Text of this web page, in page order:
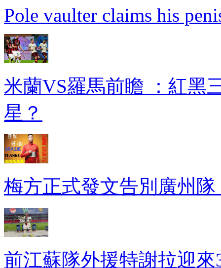
Pole vaulter claims his
米蘭VS羅馬前瞻 ：紅
星？
梅方正式發文告別廣州隊
前江蘇隊外援特謝拉迎